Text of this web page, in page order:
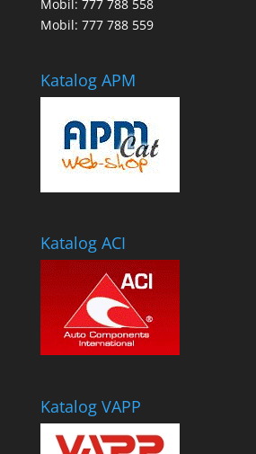
Mobil: 777 788 558
Mobil: 777 788 559
Katalog APM
Katalog ACI
Katalog VAPP